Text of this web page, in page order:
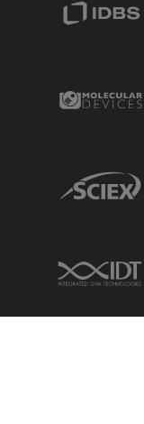
Sciex
IDT Link